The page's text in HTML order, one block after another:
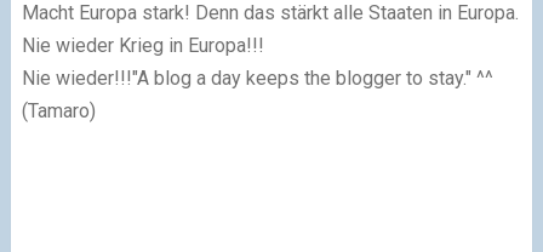
Macht Europa stark! Denn das stärkt alle Staaten in Europa.
Nie wieder Krieg in Europa!!!
Nie wieder!!!"A blog a day keeps the blogger to stay." ^^
(Tamaro)